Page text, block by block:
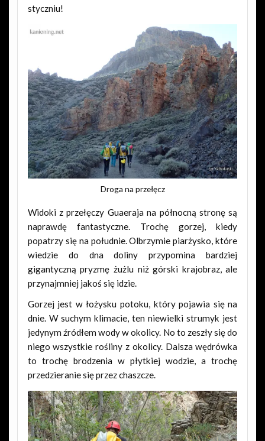
styczniu!
Droga na przełęcz
Widoki z przełęczy Guaeraja na północną stronę są
naprawdę fantastyczne. Trochę gorzej, kiedy
popatrzy się na południe. Olbrzymie piarżysko, które
wiedzie do dna doliny przypomina bardziej
gigantyczną pryzmę żużlu niż górski krajobraz, ale
przynajmniej jakoś się idzie.
Gorzej jest w łożysku potoku, który pojawia się na
dnie. W suchym klimacie, ten niewielki strumyk jest
jedynym źródłem wody w okolicy. No to zeszły się do
niego wszystkie rośliny z okolicy. Dalsza wędrówka
to trochę brodzenia w płytkiej wodzie, a trochę
przedzieranie się przez chaszcze.